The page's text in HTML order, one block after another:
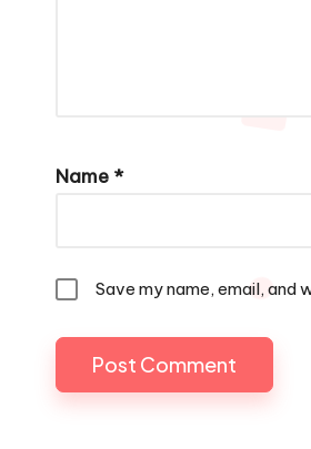
Name *
Save my name, email,